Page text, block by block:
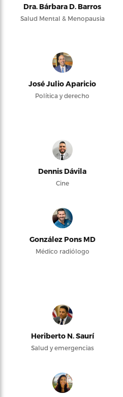
Dra. Bárbara D. Barros
Salud Mental & Menopausia
José Julio Aparicio
Política y derecho
Dennis Dávila
Cine
González Pons MD
Médico radiólogo
Heriberto N. Saurí
Salud y emergencias